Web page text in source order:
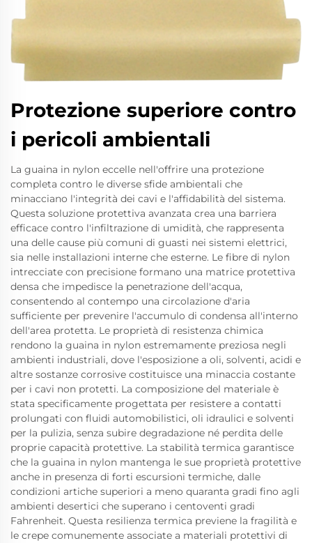
Protezione superiore contro
i pericoli ambientali
La guaina in nylon eccelle nell'offrire una protezione
completa contro le diverse sfide ambientali che
minacciano l'integrità dei cavi e l'affidabilità del sistema.
Questa soluzione protettiva avanzata crea una barriera
efficace contro l'infiltrazione di umidità, che rappresenta
una delle cause più comuni di guasti nei sistemi elettrici,
sia nelle installazioni interne che esterne. Le fibre di nylon
intrecciate con precisione formano una matrice protettiva
densa che impedisce la penetrazione dell'acqua,
consentendo al contempo una circolazione d'aria
sufficiente per prevenire l'accumulo di condensa all'interno
dell'area protetta. Le proprietà di resistenza chimica
rendono la guaina in nylon estremamente preziosa negli
ambienti industriali, dove l'esposizione a oli, solventi, acidi e
altre sostanze corrosive costituisce una minaccia costante
per i cavi non protetti. La composizione del materiale è
stata specificamente progettata per resistere a contatti
prolungati con fluidi automobilistici, oli idraulici e solventi
per la pulizia, senza subire degradazione né perdita delle
proprie capacità protettive. La stabilità termica garantisce
che la guaina in nylon mantenga le sue proprietà protettive
anche in presenza di forti escursioni termiche, dalle
condizioni artiche superiori a meno quaranta gradi fino agli
ambienti desertici che superano i centoventi gradi
Fahrenheit. Questa resilienza termica previene la fragilità e
le crepe comunemente associate a materiali protettivi di